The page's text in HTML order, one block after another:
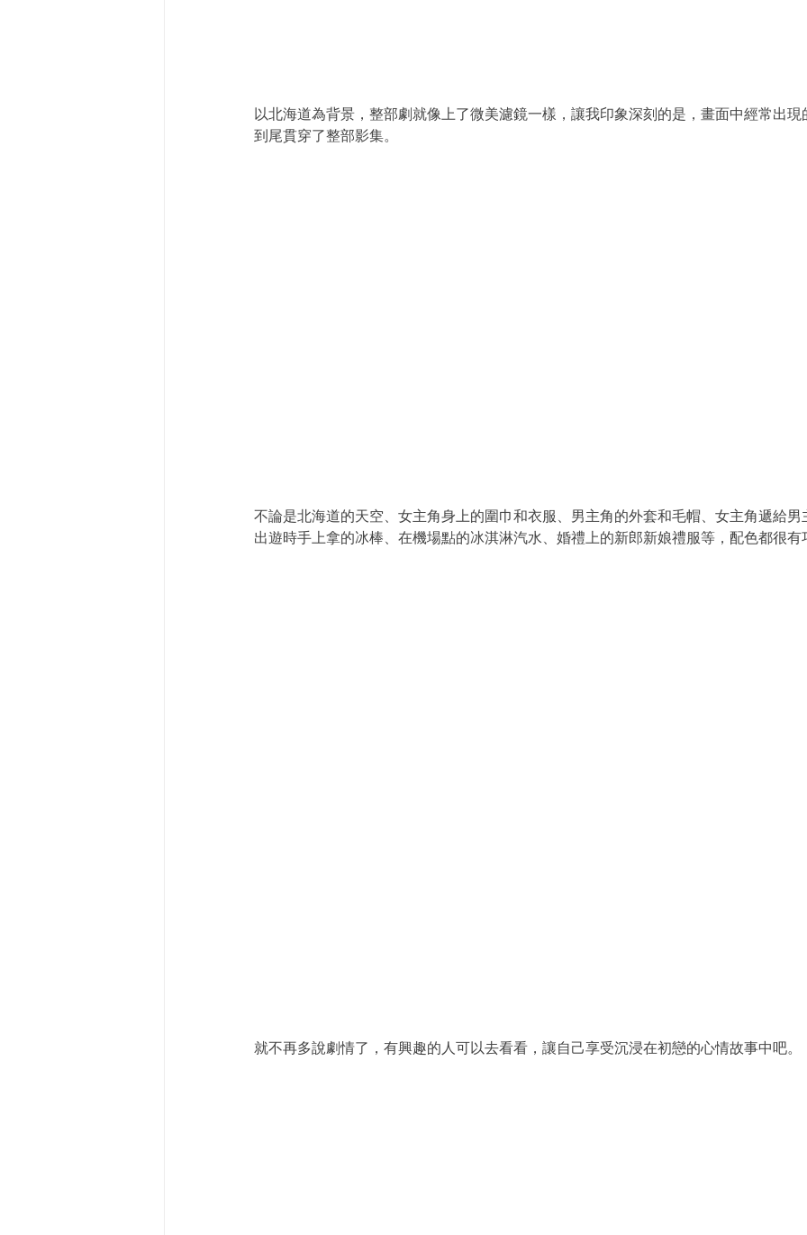
以北海道為背景，整部劇就像上了微美濾鏡一樣，讓我印象深刻的是，畫面中經常出
到尾貫穿了整部影集。
不論是北海道的天空、女主角身上的圍巾和衣服、男主角的外套和毛帽、女主角遞給男
出遊時手上拿的冰棒、在機場點的冰淇淋汽水、婚禮上的新郎新娘禮服等，配色都很有
就不再多說劇情了，有興趣的人可以去看看，讓自己享受沉浸在初戀的心情故事中吧。